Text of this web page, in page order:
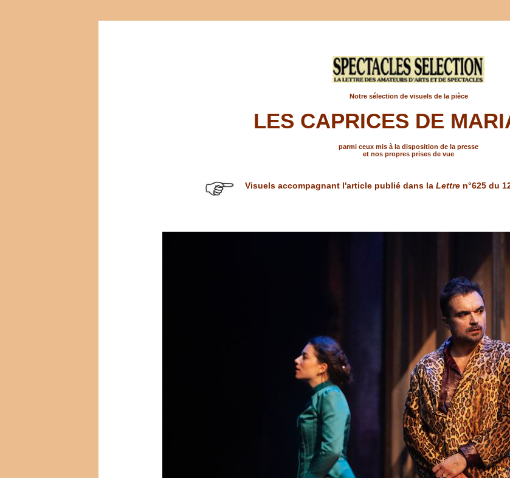
Notre sélection de visuels de la pièce
LES CAPRICES DE
parmi ceux mis à la disposition de la presse
et nos propres prises de vue
Visuels accompagnant l'article publié dans la Lettre n°625 du